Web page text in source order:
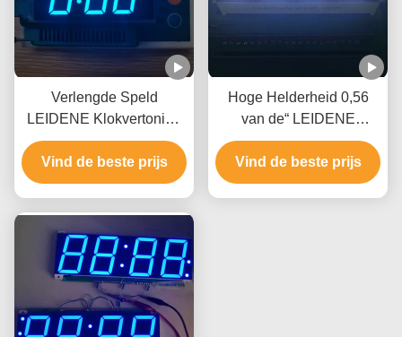
Verlengde Speld
LEIDENE Klokvertoning
0,64 Duimcijfer 7
Segment 80mW
Vind de beste prijs
Hoge Helderheid 0,56
van de“ LEIDENE
Consumptie van de de
Kleuren Lage Macht
Klokvertoning de ultra
Vind de beste prijs